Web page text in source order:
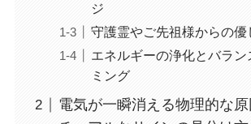
ジ
守護霊やご先祖様からの優
エネルギーの浄化とバラン
ミング
電気が一瞬消える物理的な原